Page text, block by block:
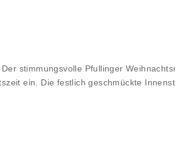
stimmungsvolle Pfullinger
ein. Die festlich geschmückte